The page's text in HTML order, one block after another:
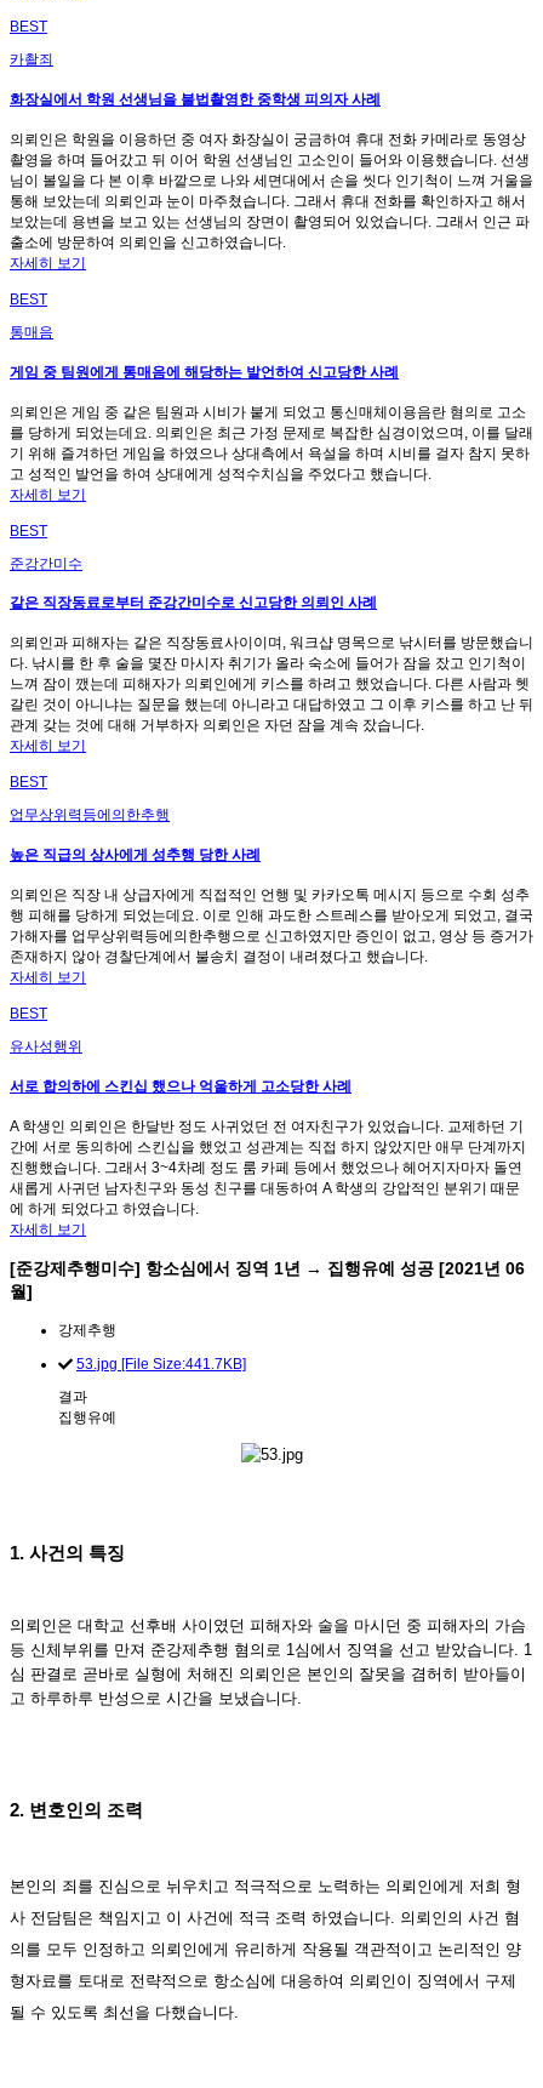
BEST
카촬죄
화장실에서 학원 선생님을 불법촬영한 중학생 피의자 사례
의뢰인은 학원을 이용하던 중 여자 화장실이 궁금하여 휴대 전화 카메라로 동영상
촬영을 하며 들어갔고 뒤 이어 학원 선생님인 고소인이 들어와 이용했습니다. 선생
님이 볼일을 다 본 이후 바깥으로 나와 세면대에서 손을 씻다 인기척이 느껴 거울을
통해 보았는데 의뢰인과 눈이 마주쳤습니다. 그래서 휴대 전화를 확인하자고 해서
보았는데 용변을 보고 있는 선생님의 장면이 촬영되어 있었습니다. 그래서 인근 파
출소에 방문하여 의뢰인을 신고하였습니다.
자세히 보기
BEST
통매음
게임 중 팀원에게 통매음에 해당하는 발언하여 신고당한 사례
의뢰인은 게임 중 같은 팀원과 시비가 붙게 되었고 통신매체이용음란 혐의로 고소
를 당하게 되었는데요. 의뢰인은 최근 가정 문제로 복잡한 심경이었으며, 이를 달래
기 위해 즐겨하던 게임을 하였으나 상대측에서 욕설을 하며 시비를 걸자 참지 못하
고 성적인 발언을 하여 상대에게 성적수치심을 주었다고 했습니다.
자세히 보기
BEST
준강간미수
같은 직장동료로부터 준강간미수로 신고당한 의뢰인 사례
의뢰인과 피해자는 같은 직장동료사이이며, 워크샵 명목으로 낚시터를 방문했습니
다. 낚시를 한 후 술을 몇잔 마시자 취기가 올라 숙소에 들어가 잠을 잤고 인기척이
느껴 잠이 깼는데 피해자가 의뢰인에게 키스를 하려고 했었습니다. 다른 사람과 헷
갈린 것이 아니냐는 질문을 했는데 아니라고 대답하였고 그 이후 키스를 하고 난 뒤
관계 갖는 것에 대해 거부하자 의뢰인은 자던 잠을 계속 잤습니다.
자세히 보기
BEST
업무상위력등에의한추행
높은 직급의 상사에게 성추행 당한 사례
의뢰인은 직장 내 상급자에게 직접적인 언행 및 카카오톡 메시지 등으로 수회 성추
행 피해를 당하게 되었는데요. 이로 인해 과도한 스트레스를 받아오게 되었고, 결국
가해자를 업무상위력등에의한추행으로 신고하였지만 증인이 없고, 영상 등 증거가
존재하지 않아 경찰단계에서 불송치 결정이 내려졌다고 했습니다.
자세히 보기
BEST
유사성행위
서로 합의하에 스킨십 했으나 억울하게 고소당한 사례
A 학생인 의뢰인은 한달반 정도 사귀었던 전 여자친구가 있었습니다. 교제하던 기
간에 서로 동의하에 스킨십을 했었고 성관계는 직접 하지 않았지만 애무 단계까지
진행했습니다. 그래서 3~4차례 정도 룸 카페 등에서 했었으나 헤어지자마자 돌연
새롭게 사귀던 남자친구와 동성 친구를 대동하여 A 학생의 강압적인 분위기 때문
에 하게 되었다고 하였습니다.
자세히 보기
[준강제추행미수] 항소심에서 징역 1년 → 집행유예 성공 [2021년 06
월]
강제추행
53.jpg [File Size:441.7KB]
결과
집행유예
1. 사건의 특징
의뢰인은 대학교 선후배 사이였던 피해자와 술을 마시던 중 피해자의 가슴
등 신체부위를 만져 준강제추행 혐의로 1심에서 징역을 선고 받았습니다. 1
심 판결로 곧바로 실형에 처해진 의뢰인은 본인의 잘못을 겸허히 받아들이
고 하루하루 반성으로 시간을 보냈습니다.
2. 변호인의 조력
본인의 죄를 진심으로 뉘우치고 적극적으로 노력하는 의뢰인에게 저희 형
사 전담팀은 책임지고 이 사건에 적극 조력 하였습니다. 의뢰인의 사건 혐
의를 모두 인정하고 의뢰인에게 유리하게 작용될 객관적이고 논리적인 양
형자료를 토대로 전략적으로 항소심에 대응하여 의뢰인이 징역에서 구제
될 수 있도록 최선을 다했습니다.